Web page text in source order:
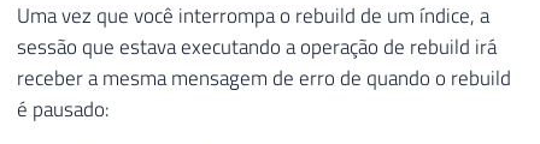
Uma vez que você interrompa o rebuild de um índice, a
sessão que estava executando a operação de rebuild irá
receber a mesma mensagem de erro de quando o rebuild
é pausado: